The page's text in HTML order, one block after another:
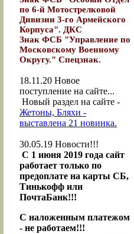
по 6-й Мотострелковой
Дивизии 3-го Армейского
Корпуса". ДКС
Знак ФСБ "Управление по
Московскому Военному
Округу." Спецзнак.
18.11.20 Новое
поступление на сайте...
Новый раздел на сайте -
Жетоны, Бляхи -
выставлена 21 новинка.
30.05.19 Новости!!!
С 1 июня 2019 года сайт
работает только по
предоплате на карты СБ,
Тинькофф или
ПочтаБанк!!!
С наложенным платежом
- не работаем!!!